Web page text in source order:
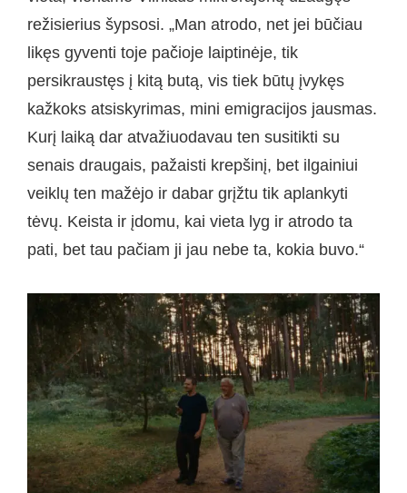
režisierius šypsosi. „Man atrodo, net jei būčiau
likęs gyventi toje pačioje laiptinėje, tik
persikraustęs į kitą butą, vis tiek būtų įvykęs
kažkoks atsiskyrimas, mini emigracijos jausmas.
Kurį laiką dar atvažiuodavau ten susitikti su
senais draugais, pažaisti krepšinį, bet ilgainiui
veiklų ten mažėjo ir dabar grįžtu tik aplankyti
tėvų. Keista ir įdomu, kai vieta lyg ir atrodo ta
pati, bet tau pačiam ji jau nebe ta, kokia buvo.“